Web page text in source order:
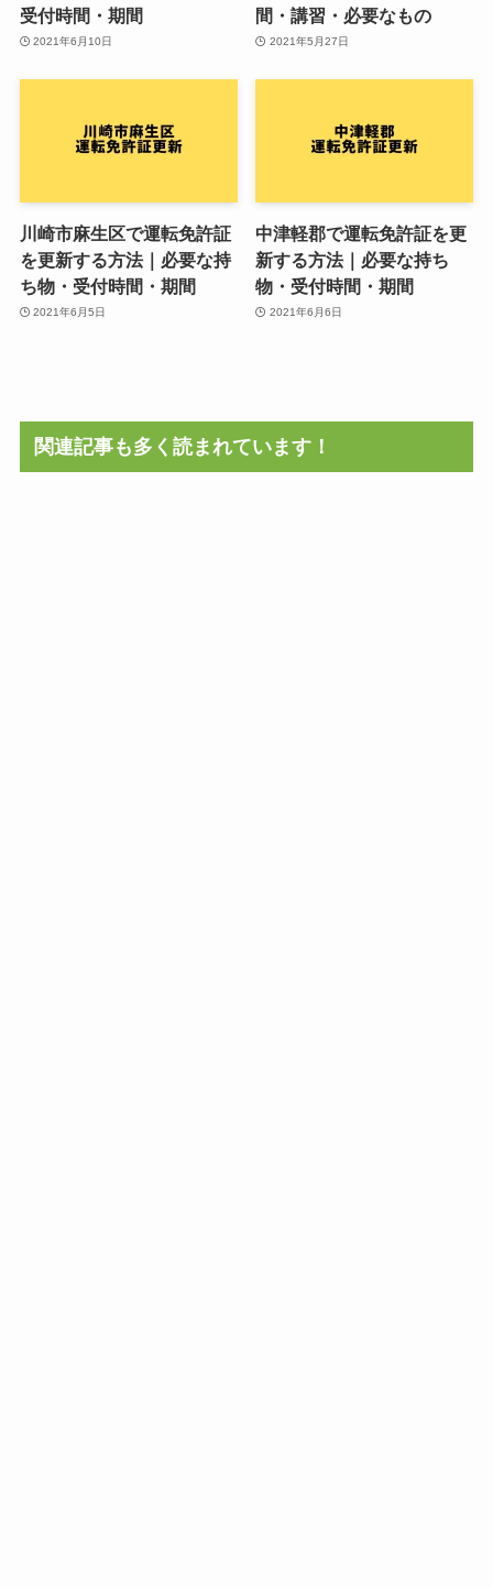
受付時間・期間
2021年6月10日
間・講習・必要なもの
2021年5月27日
川崎市麻生区で運転免許証
を更新する方法｜必要な持
ち物・受付時間・期間
2021年6月5日
中津軽郡で運転免許証を更
新する方法｜必要な持ち
物・受付時間・期間
2021年6月6日
関連記事も多く読まれています！